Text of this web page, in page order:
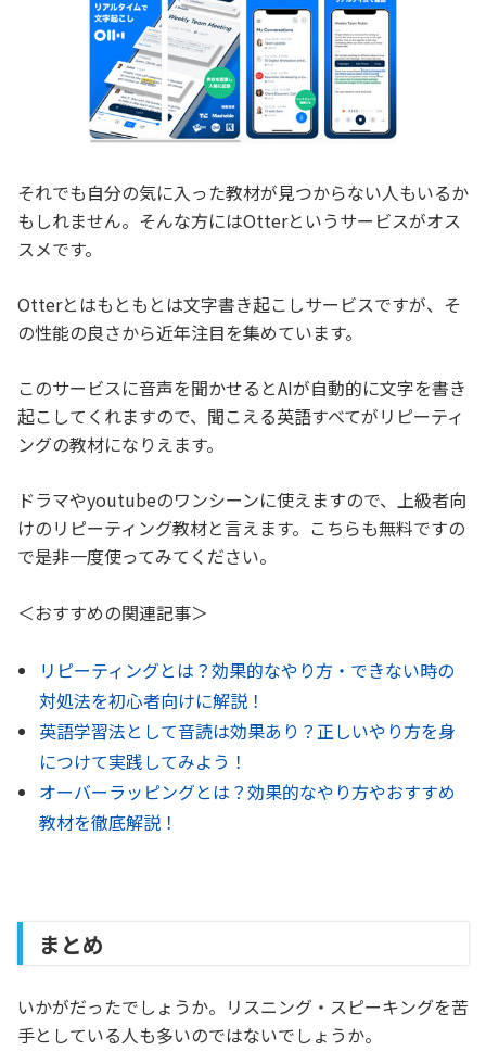
それでも自分の気に入った教材が見つからない人もいるか
もしれません。そんな方にはOtterというサービスがオス
スメです。
Otterとはもともとは文字書き起こしサービスですが、そ
の性能の良さから近年注目を集めています。
このサービスに音声を聞かせるとAIが自動的に文字を書き
起こしてくれますので、聞こえる英語すべてがリピーティ
ングの教材になりえます。
ドラマやyoutubeのワンシーンに使えますので、上級者向
けのリピーティング教材と言えます。こちらも無料ですの
で是非一度使ってみてください。
＜おすすめの関連記事＞
リピーティングとは？効果的なやり方・できない時の
対処法を初心者向けに解説！
英語学習法として音読は効果あり？正しいやり方を身
につけて実践してみよう！
オーバーラッピングとは？効果的なやり方やおすすめ
教材を徹底解説！
まとめ
いかがだったでしょうか。リスニング・スピーキングを苦
手としている人も多いのではないでしょうか。